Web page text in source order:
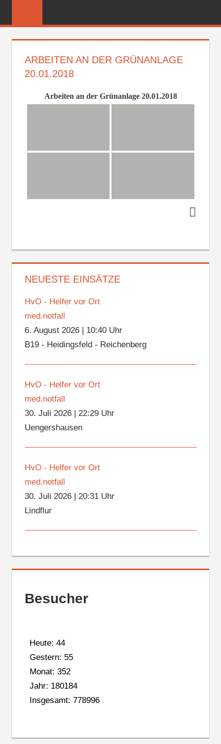
FEUERWEHR
ARBEITEN AN DER GRÜNANLAGE
20.01.2018
Arbeiten an der Grünanlage 20.01.2018
NEUESTE EINSÄTZE
HvO - Helfer vor Ort
med.notfall
6. August 2026| 10:40 Uhr
B19 - Heidingsfeld - Reichenberg
HvO - Helfer vor Ort
med.notfall
30. Juli 2026| 22:29 Uhr
Uengershausen
HvO - Helfer vor Ort
med.notfall
30. Juli 2026| 20:31 Uhr
Lindflur
Besucher
Heute: 44
Gestern: 55
Monat: 352
Jahr: 180184
Insgesamt: 778996